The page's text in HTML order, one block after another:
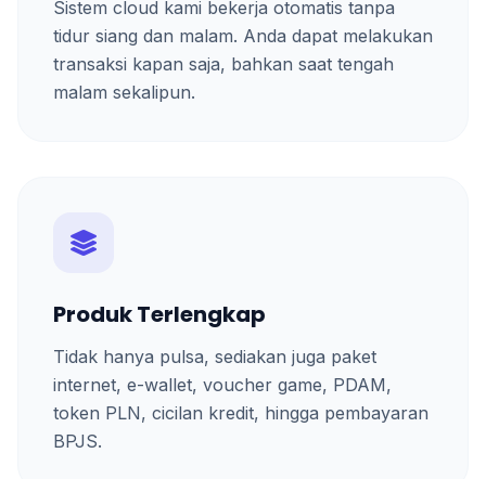
Sistem cloud kami bekerja otomatis tanpa
tidur siang dan malam. Anda dapat melakukan
transaksi kapan saja, bahkan saat tengah
malam sekalipun.
Produk Terlengkap
Tidak hanya pulsa, sediakan juga paket
internet, e-wallet, voucher game, PDAM,
token PLN, cicilan kredit, hingga pembayaran
BPJS.